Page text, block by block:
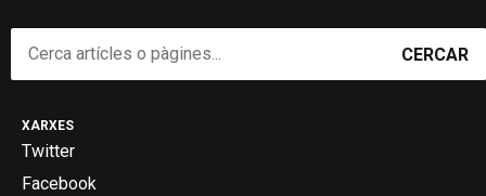
CERCAR
XARXES
Twitter
Facebook